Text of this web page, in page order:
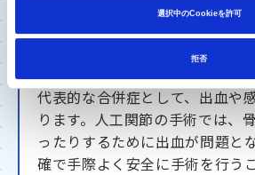
選択中のCookieを許可
拒否
代表的な合併症を教えてく
代表的な合併症として、出血や
ります。人工関節の手術では、
ったりするために出血が問題と
確で手際よく安全に手術を行う